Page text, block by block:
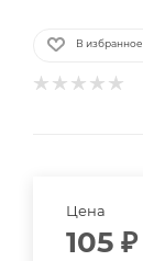
В избранное
Цена
105 ₽